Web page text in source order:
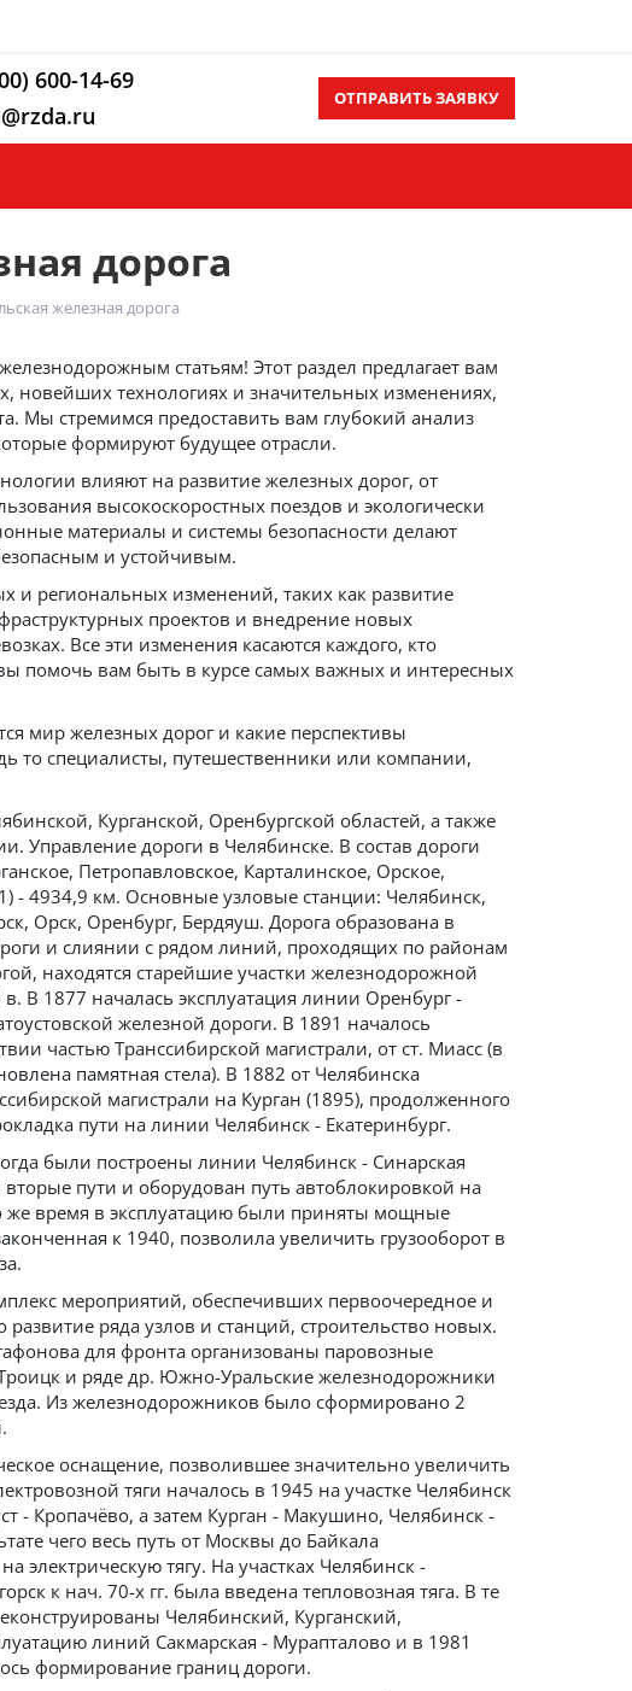
600-14-69
ОТПРАВИТЬ ЗАЯВКУ
дорога
железная дорога
статьям! Этот раздел предлагает вам
новейших технологиях и значительных изменениях,
Мы стремимся предоставить вам глубокий анализ
формируют будущее отрасли.
влияют на развитие железных дорог, от
высокоскоростных поездов и экологически
материалы и системы безопасности делают
и устойчивым.
и региональных изменений, таких как развитие
проектов и внедрение новых
Все эти изменения касаются каждого, кто
помочь вам быть в курсе самых важных и интересных
мир железных дорог и какие перспективы
то специалисты, путешественники или компании,
Курганской, Оренбургской областей, а также
Управление дороги в Челябинске. В состав дороги
Петропавловское, Карталинское, Орское,
- 4934,9 км. Основные узловые станции: Челябинск,
Орск, Оренбург, Бердяуш. Дорога образована в
и слиянии с рядом линий, проходящих по районам
находятся старейшие участки железнодорожной
В 1877 началась эксплуатация линии Оренбург -
железной дороги. В 1891 началось
частью Транссибирской магистрали, от ст. Миасс (в
памятная стела). В 1882 от Челябинска
магистрали на Курган (1895), продолженного
пути на линии Челябинск - Екатеринбург.
были построены линии Челябинск - Синарская
пути и оборудован путь автоблокировкой на
же время в эксплуатацию были приняты мощные
к 1940, позволила увеличить грузооборот в
мероприятий, обеспечивших первоочередное и
ряда узлов и станций, строительство новых.
для фронта организованы паровозные
и ряде др. Южно-Уральские железнодорожники
Из железнодорожников было сформировано 2
оснащение, позволившее значительно увеличить
тяги началось в 1945 на участке Челябинск
- Кропачёво, а затем Курган - Макушино, Челябинск -
чего весь путь от Москвы до Байкала
тягу. На участках Челябинск -
к нач. 70-х гг. была введена тепловозная тяга. В те
Челябинский, Курганский,
линий Сакмарская - Мурапталово и в 1981
формирование границ дороги.